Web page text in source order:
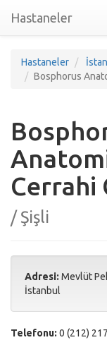
Hastaneler
Hastaneler
Bosphorus
Cerrahi
/ Şişli
Adresi: Mevlüt
İstanbul
Telefonu: 0 (212)